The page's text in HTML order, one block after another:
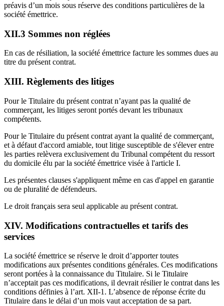
préavis d’un mois sous réserve des conditions particulières de la
société émettrice.
XII.3 Sommes non réglées
En cas de résiliation, la société émettrice facture les sommes dues au
titre du présent contrat.
XIII. Règlements des litiges
Pour le Titulaire du présent contrat n’ayant pas la qualité de
commerçant, les litiges seront portés devant les tribunaux
compétents.
Pour le Titulaire du présent contrat ayant la qualité de commerçant,
et à défaut d'accord amiable, tout litige susceptible de s'élever entre
les parties relèvera exclusivement du Tribunal compétent du ressort
du domicile élu par la société émettrice visée à l'article I.
Les présentes clauses s'appliquent même en cas d'appel en garantie
ou de pluralité de défendeurs.
Le droit français sera seul applicable au présent contrat.
XIV. Modifications contractuelles et tarifs des
services
La société émettrice se réserve le droit d’apporter toutes
modifications aux présentes conditions générales. Ces modifications
seront portées à la connaissance du Titulaire. Si le Titulaire
n’acceptait pas ces modifications, il devrait résilier le contrat dans les
conditions définies à l’art. XII-1. L’absence de réponse écrite du
Titulaire dans le délai d’un mois vaut acceptation de sa part.